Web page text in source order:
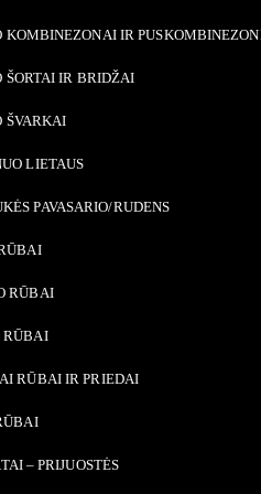
KOMBINEZONAI IR
ŠORTAI IR BRIDŽAI
ŠVARKAI
LIETAUS
PAVASARIO/RUDENS
RŪBAI
RŪBAI
RŪBAI IR PRIEDAI
– PRIJUOSTĖS